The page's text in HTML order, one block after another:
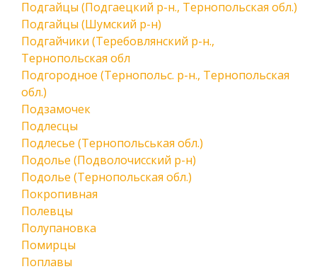
Подгайцы (Подгаецкий р-н., Тернопольская обл.)
Подгайцы (Шумский р-н)
Подгайчики (Теребовлянский р-н.,
Тернопольская обл
Подгородное (Тернопольс. р-н., Тернопольская
обл.)
Подзамочек
Подлесцы
Подлесье (Тернопольськая обл.)
Подолье (Подволочисский р-н)
Подолье (Тернопольская обл.)
Покропивная
Полевцы
Полупановка
Помирцы
Поплавы